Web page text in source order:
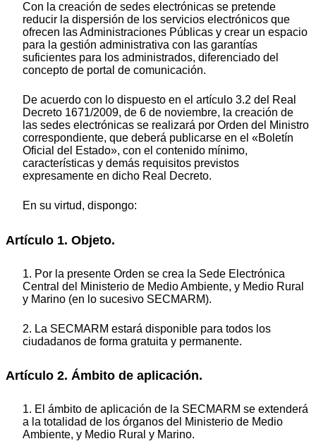
Con la creación de sedes electrónicas se pretende
reducir la dispersión de los servicios electrónicos que
ofrecen las Administraciones Públicas y crear un espacio
para la gestión administrativa con las garantías
suficientes para los administrados, diferenciado del
concepto de portal de comunicación.
De acuerdo con lo dispuesto en el artículo 3.2 del Real
Decreto 1671/2009, de 6 de noviembre, la creación de
las sedes electrónicas se realizará por Orden del Ministro
correspondiente, que deberá publicarse en el «Boletín
Oficial del Estado», con el contenido mínimo,
características y demás requisitos previstos
expresamente en dicho Real Decreto.
En su virtud, dispongo:
Artículo 1. Objeto.
1. Por la presente Orden se crea la Sede Electrónica
Central del Ministerio de Medio Ambiente, y Medio Rural
y Marino (en lo sucesivo SECMARM).
2. La SECMARM estará disponible para todos los
ciudadanos de forma gratuita y permanente.
Artículo 2. Ámbito de aplicación.
1. El ámbito de aplicación de la SECMARM se extenderá
a la totalidad de los órganos del Ministerio de Medio
Ambiente, y Medio Rural y Marino.